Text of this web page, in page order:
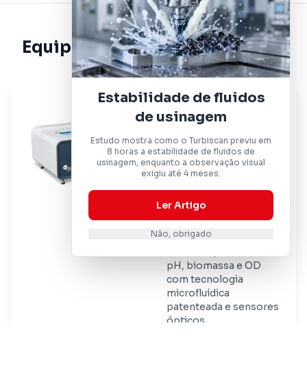
Estabilidade de fluidos
de usinagem
Estudo mostra como o Turbiscan previu em
8 horas a estabilidade de fluidos de
usinagem, enquanto a observação visual
exigiu até 4 meses.
Ler Artigo
Não, obrigado
Equipamento Relacionado
BioLector
Microbiorreator
para o cultivo
de alto
O Microbiorreator
o seu processo.
pH, biomassa e OD
com tecnologia
microfluídica
patenteada e sensores
ópticos.